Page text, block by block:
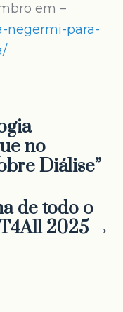
em –
negermi-para-
no
Diálise”
de todo o
2025 →